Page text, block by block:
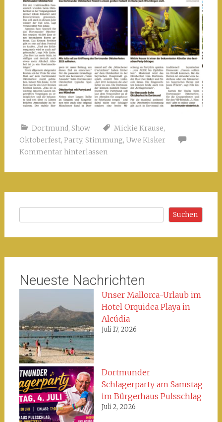
Dortmund, Show Mickie Krause,
Oktoberfest, Party, Stimmung, Uwe Kisker
Kommentar hinterlassen
Suchen
Neueste Nachrichten
Unser Mallorca-Urlaub im
Hotel Orquidea Playa in
Alcúdia
Juli 17, 2026
Dortmunder
Schlagerparty am Samstag
im Bürgerhaus Pulsschlag
Juli 2, 2026